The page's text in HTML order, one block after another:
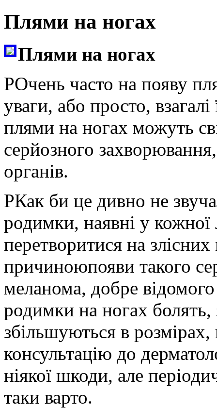
Плями на ногах
Плями на ногах
PОчень часто на появу
уваги, або просто,
плями на ногах можуть
серйозного
органів.
PКак би це дивно не
родимки, наявні у
перетворитися на злісних
причиноюпояви такого
меланома, добре
родимки на ногах
збільшуються в
консультацію до
ніякої шкоди, але
таки варто.